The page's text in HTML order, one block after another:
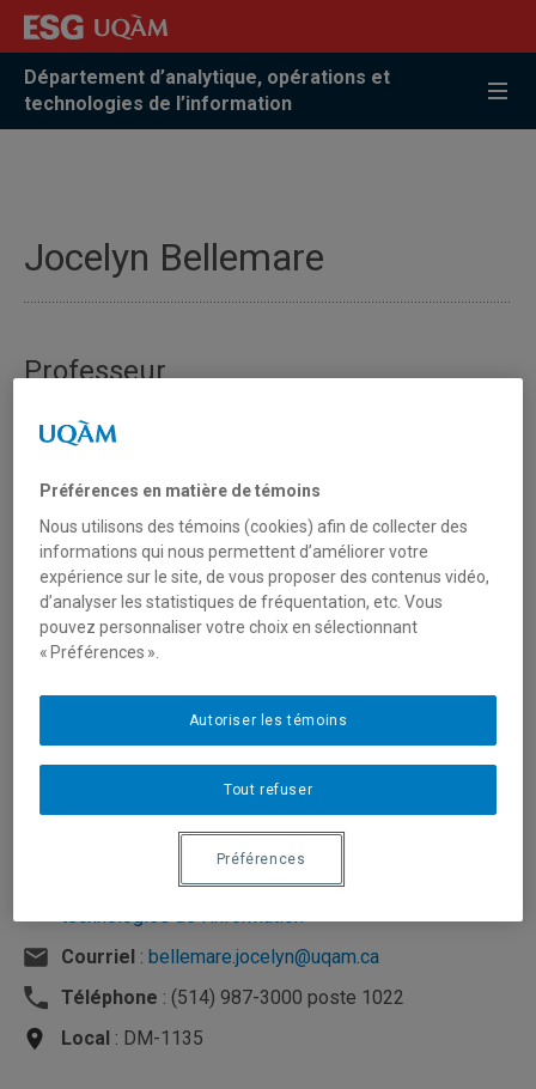
Accéder
recherche
Accéder
menu
pricipal
Accéder
zone
centrale
Département d’analytique, opérations et
technologies de l’information
Jocelyn Bellemare
Professeur
Département d'analytique, opérations et
technologies de l'information
Courriel : bellemare.jocelyn@uqam.ca
Téléphone : (514) 987-3000 poste 1022
Local : DM-1135
Préférences en matière de témoins
Nous utilisons des témoins (cookies) afin de collecter des
informations qui nous permettent d’améliorer votre
expérience sur le site, de vous proposer des contenus vidéo,
d’analyser les statistiques de fréquentation, etc. Vous
pouvez personnaliser votre choix en sélectionnant
« Préférences ».
Tout refuser
Autoriser les témoins
Préférences